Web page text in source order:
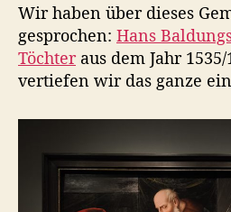
Wir haben über dieses
gesprochen: Hans
Töchteraus dem Jahr
vertiefen wir das ganze